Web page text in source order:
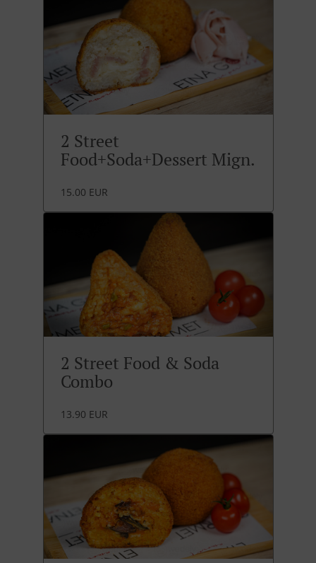
2 Street
Food+Soda+Dessert Mign.
15.00 EUR
2 Street Food & Soda
Combo
13.90 EUR